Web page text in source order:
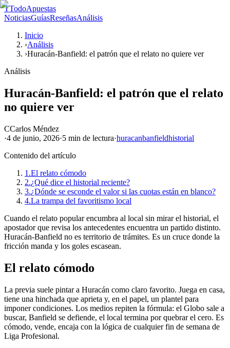
TTodoApuestas
NoticiasGuíasReseñasAnálisis
Inicio
›Análisis
›Huracán-Banfield: el patrón que el relato no quiere ver
Análisis
Huracán-Banfield: el patrón que el relato
no quiere ver
CCarlos Méndez
·4 de junio, 2026·5 min de lectura·huracanbanfieldhistorial
Contenido del artículo
1.El relato cómodo
2.¿Qué dice el historial reciente?
3.¿Dónde se esconde el valor si las cuotas están en blanco?
4.La trampa del favoritismo local
Cuando el relato popular encumbra al local sin mirar el historial, el
apostador que revisa los antecedentes encuentra un partido distinto.
Huracán-Banfield no es territorio de trámites. Es un cruce donde la
fricción manda y los goles escasean.
El relato cómodo
La previa suele pintar a Huracán como claro favorito. Juega en casa,
tiene una hinchada que aprieta y, en el papel, un plantel para
imponer condiciones. Los medios repiten la fórmula: el Globo sale a
buscar, Banfield se defiende, el local termina por quebrar el cero. Es
cómodo, vende, encaja con la lógica de cualquier fin de semana de
Liga Profesional.